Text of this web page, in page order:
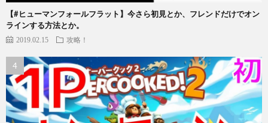
【#ヒューマンフォールフラット】今さら初見とか、フレンドだけでオン
ラインする方法とか。
2019.02.15 攻略！